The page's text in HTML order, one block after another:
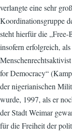
verlangte eine sehr
Koordinationsgruppe
steht hierfür die
insofern erfolgreich,
for Democracy“
der nigerianischen
wurde, 1997, als er
der Stadt Weimar
für die Freiheit der